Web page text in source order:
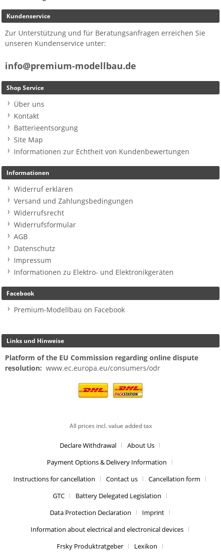
Kundenservice
Zur Unterstützung und für Beratungsanfragen erreichen Sie
unseren Kundenservice unter:
info@premium-modellbau.de
Shop Service
Über uns
Kontakt
Batterieentsorgung
Site Map
Informationen zur Echtheit von Kundenbewertungen
Informationen
Widerruf erklären
Versand und Zahlungsbedingungen
Widerrufsrecht
Widerrufsformular
AGB
Datenschutz
Impressum
Informationen zu Elektro- und Elektronikgeräten
Facebook
Premium-Modellbau on Facebook
Links und Hinweise
Platform of the EU Commission regarding online dispute
resolution: www.ec.europa.eu/consumers/odr
All prices incl. value added tax
Declare Withdrawal
About Us
Payment Options & Delivery Information
Instructions for cancellation
Contact us
Cancellation form
GTC
Battery Delegated Legislation
Data Protection Declaration
Imprint
Information about electrical and electronical devices
Frsky Produktratgeber
Lexikon